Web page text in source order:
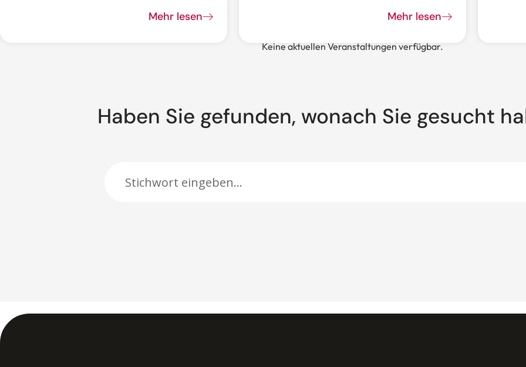
Mehr lesen Mehr lesen
Keine aktuellen Veranstaltungen verfügbar.
Haben Sie gefunden, wonach Sie gesucht